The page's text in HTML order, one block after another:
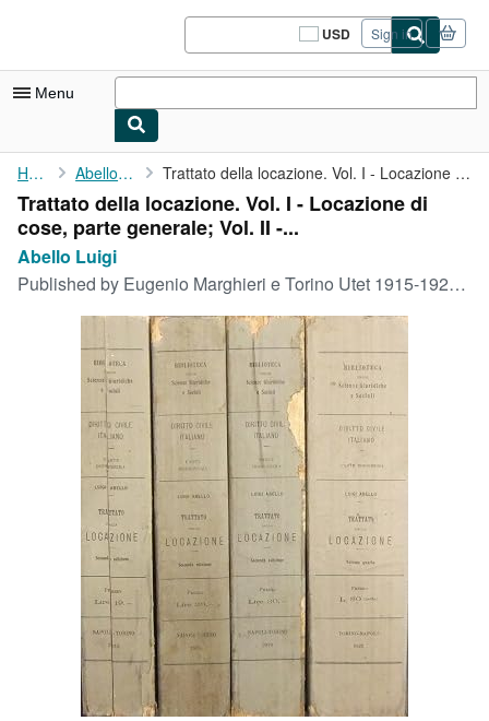
USD
Site
shopping
Sign in
Menu
My Account
My Purchases
Sign Off
Advanced Search
Browse Collections
Rare Books
Art & Collectibles
Start Selling
CLOSE
Home Abello Luigi Trattato della locazione. Vol. I - Locazione di cose, parte ...
Trattato della locazione. Vol. I - Locazione di
cose, parte generale; Vol. II -...
Abello Luigi
Published by Eugenio Marghieri e Torino Utet 1915-1922, Napoli, 1915